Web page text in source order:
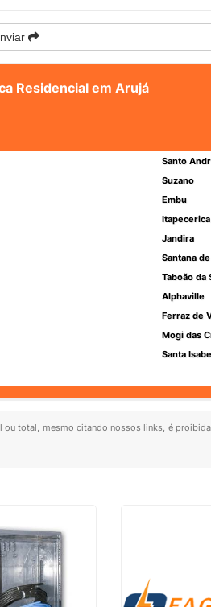
Residencial em Arujá
Santo
Suzano
Embu
Jandira
Santana
Taboão da
Alphaville
Ferraz de
Mogi das
Santa
total, mesmo citando nossos links, é